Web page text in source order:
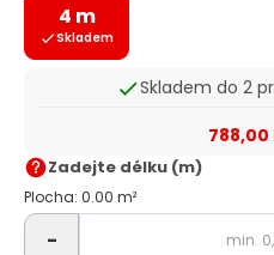
4 m
Skladem
Zadejte délku (m)
Plocha: 0.00 m²
-
Skladem do 2
788,00